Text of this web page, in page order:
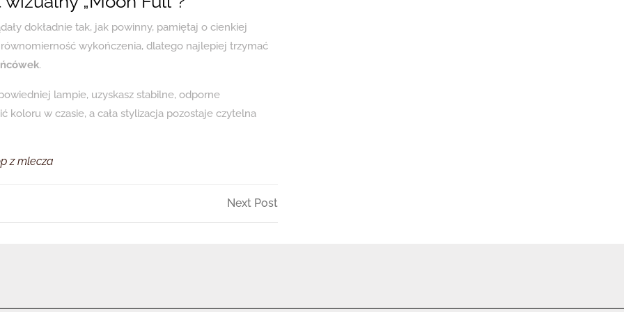
dokładnie tak, jak powinny, pamiętaj o cienkiej
wykończenia, dlatego najlepiej trzymać
.
lampie, uzyskasz stabilne, odporne
w czasie, a cała stylizacja pozostaje czytelna
z mlecza
Next Post